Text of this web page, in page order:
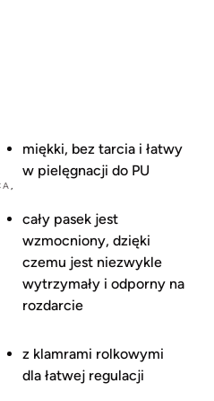
,
miękki, bez tarcia i łatwy
w pielęgnacji do PU
cały pasek jest
wzmocniony, dzięki
czemu jest niezwykle
wytrzymały i odporny na
rozdarcie
z klamrami rolkowymi
dla łatwej regulacji